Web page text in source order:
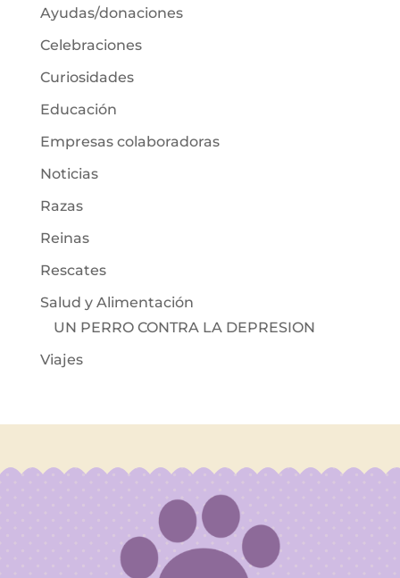
Ayudas/donaciones
Celebraciones
Curiosidades
Educación
Empresas colaboradoras
Noticias
Razas
Reinas
Rescates
Salud y Alimentación
UN PERRO CONTRA LA DEPRESION
Viajes